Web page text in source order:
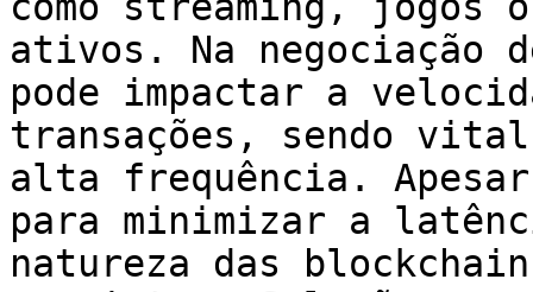
ativos. Na negociação
pode impactar a
transações, sendo vital
alta frequência. Apesar
para minimizar a
natureza das